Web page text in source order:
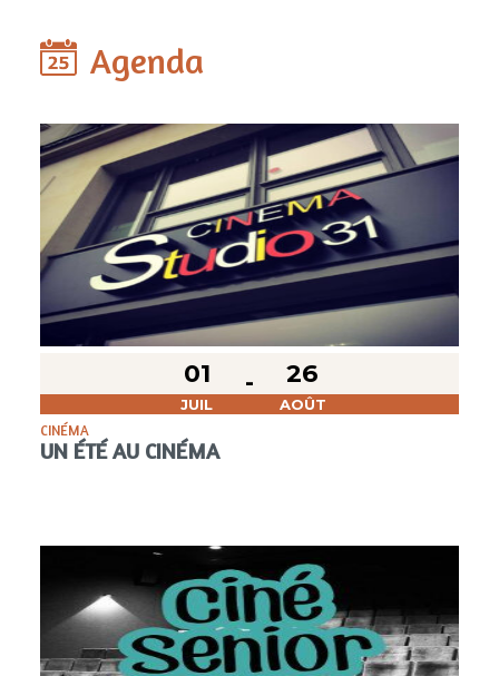
Agenda
01
JUIL
26
AOÛT
CINÉMA
UN ÉTÉ AU CINÉMA